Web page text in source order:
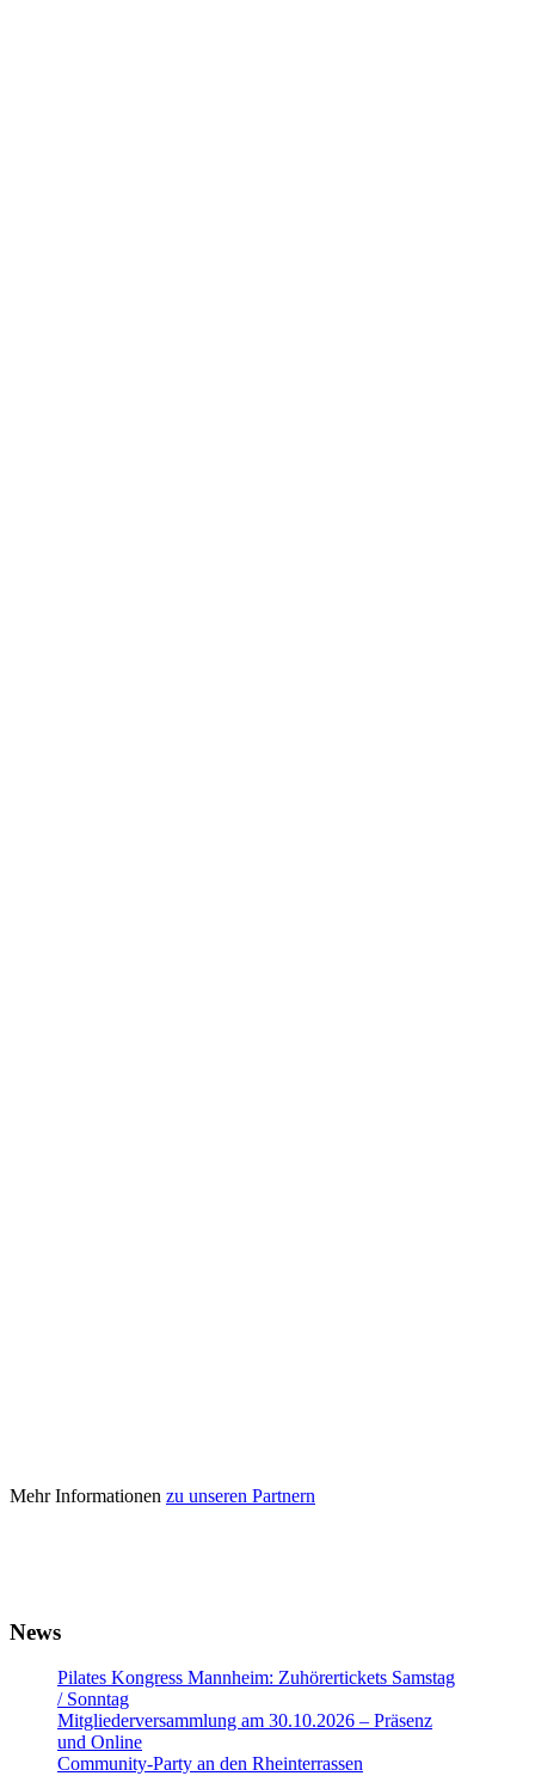
Mehr Informationen zu unseren Partnern
News
Pilates Kongress Mannheim: Zuhörertickets Samstag
/ Sonntag
Mitgliederversammlung am 30.10.2026 – Präsenz
und Online
Community-Party an den Rheinterrassen